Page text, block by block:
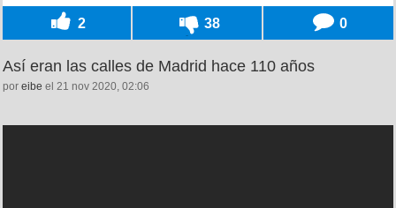
2 38 0
Así eran las calles de Madrid hace 110 años
por eibe el 21 nov 2020, 02:06